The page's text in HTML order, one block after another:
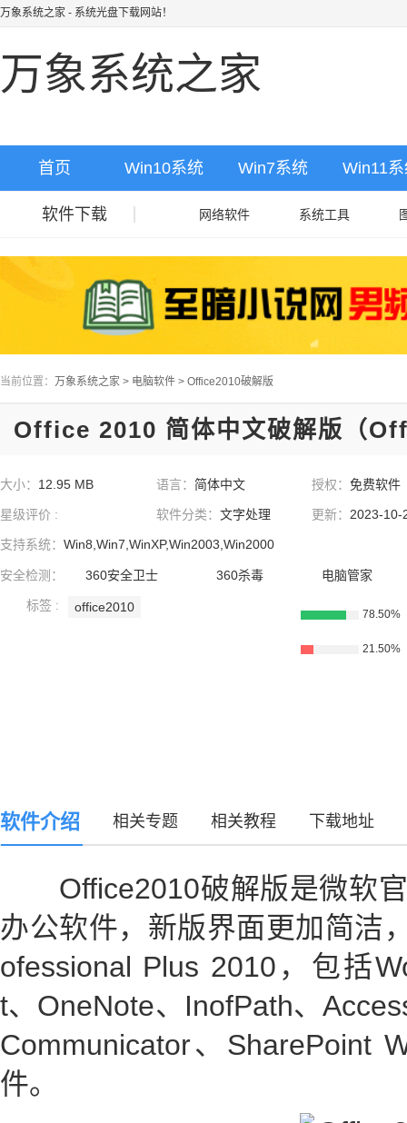
万象系统之家 - 系统光盘下载网站！
万象系统之家
首页 Win10系统 Win7系统 Win11
软件下载 网络软件 系统工具
当前位置： 万象系统之家 > 电脑软件 > Office2010破解版
Office 2010 简体中文破解版（
大小： 12.95 MB 语言： 简体中文 授权：免费软件
星级评价 : 软件分类： 文字处理 更新： 2023-10-
支持系统： Win8,Win7,WinXP,Win2003,Win2000
安全检测： 360安全卫士 360杀毒 电脑管家
标签 : office2010 78.50%
21.50%
软件介绍 相关专题 相关教程 下载地址
Office2010破解版是微软官
办公软件，新版界面更加简洁
ofessional Plus 2010，包括
t、OneNote、InofPath、
Communicator、SharePoint
件。